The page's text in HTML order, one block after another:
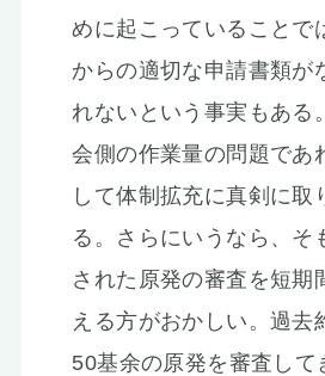
めに起こっていることで
からの適切な申請書類が
れないという事実もある
会側の作業量の問題であ
して体制拡充に真剣に取
る。さらにいうなら、そ
された原発の審査を短期
える方がおかしい。過去
50基余の原発を審査して